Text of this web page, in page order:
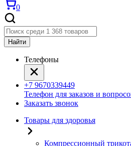
0
Найти
Телефоны
+7 9670339449
Телефон для заказов и
Заказать звонок
Товары для здоровья
Компрессионный